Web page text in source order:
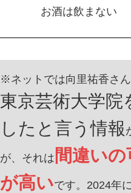
お酒は飲まない
※ネットでは向里祐香さ
東京芸術大学院
したと言う情報
が、それは 間違い
が高いです。2024年